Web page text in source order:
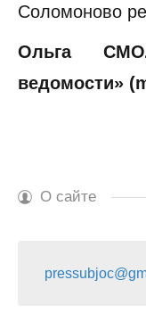
Соломоново
Ольга
ведомости»
О сайте